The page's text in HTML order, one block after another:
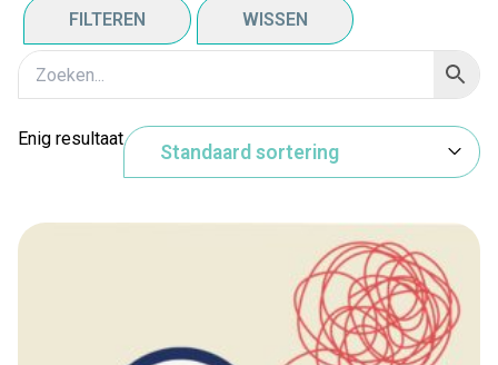
FILTEREN WISSEN
Enig resultaat